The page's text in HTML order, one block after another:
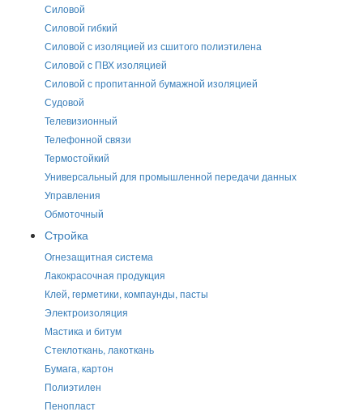
Силовой
Силовой гибкий
Силовой с изоляцией из сшитого полиэтилена
Силовой с ПВХ изоляцией
Силовой с пропитанной бумажной изоляцией
Судовой
Телевизионный
Телефонной связи
Термостойкий
Универсальный для промышленной передачи данных
Управления
Обмоточный
Стройка
Огнезащитная система
Лакокрасочная продукция
Клей, герметики, компаунды, пасты
Электроизоляция
Мастика и битум
Стеклоткань, лакоткань
Бумага, картон
Полиэтилен
Пенопласт